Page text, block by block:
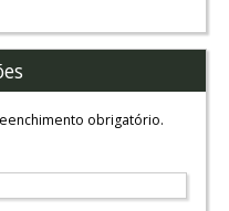
obrigatório.